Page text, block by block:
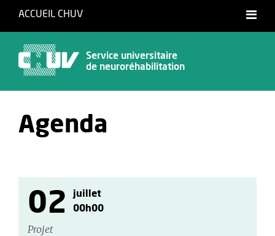
ACCUEIL CHUV
Service universitaire
de neuroréhabilitation
Agenda
02
juillet
00h00
Projet